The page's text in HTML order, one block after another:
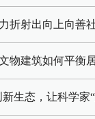
折射出向上向善
物建筑如何平衡
生态，让科学家